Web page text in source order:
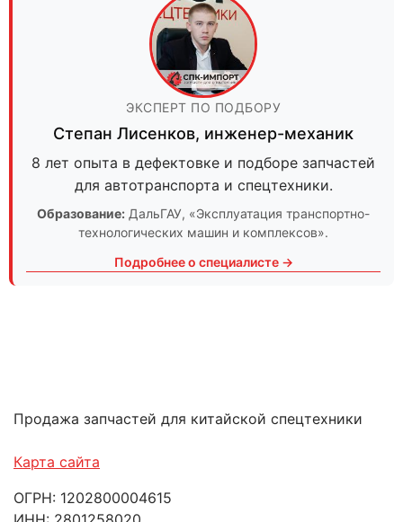
ЭКСПЕРТ ПО ПОДБОРУ
Степан Лисенков, инженер-механик
8 лет опыта в дефектовке и подборе запчастей
для автотранспорта и спецтехники.
Образование: ДальГАУ, «Эксплуатация транспортно-
технологических машин и комплексов».
Подробнее о специалисте →
Продажа запчастей для китайской спецтехники
Карта сайта
ОГРН: 1202800004615